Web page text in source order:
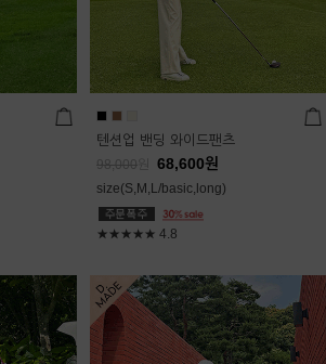
텐션업 밴딩 와이드팬츠
98,000 68,600원
size(S,M,L/basic,long)
★★★★★ 4.8